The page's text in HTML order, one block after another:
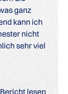
ganz
kann ich
nicht
sehr viel
Bericht lesen